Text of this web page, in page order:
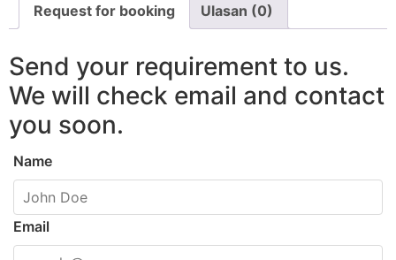
Request for booking Ulasan (0)
Send your requirement to us.
We will check email and contact
you soon.
Name
Email